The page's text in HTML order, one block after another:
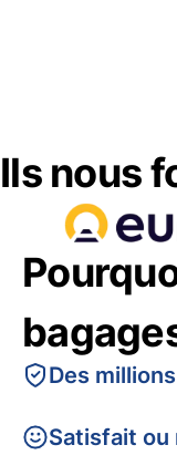
Ils nous
Des
Satisfait ou